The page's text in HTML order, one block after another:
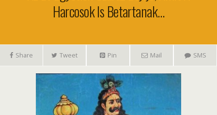
Harcosok Is Betartanak…
Share Tweet Pin Mail SMS